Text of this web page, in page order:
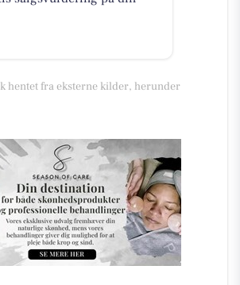
hentet fra eksterne kilder, herunder